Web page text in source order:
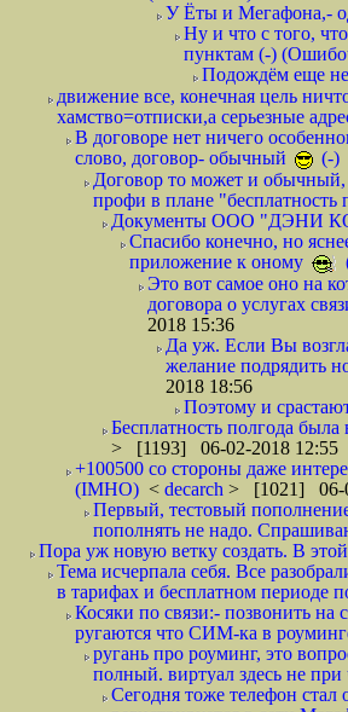
У Ёты и Мегафона,-
Ну и что с того,
пунктам (-)
Подождём еще
движение все, конечная цель
хамство=отписки,а серьезные
В договоре нет ничего
слово, договор- обычный
(-)
Договор то может и обычный,
профи в плане
Документы ООО "ДЭНИ
Спасибо конечно, но
приложение к оному
Это вот самое оно на
договора о услугах
2018 15:36
Да уж. Если Вы
желание подрядить
2018 18:56
Поэтому и
Бесплатность полгода
> [1193] 06-02-2018 12:55
+100500 со стороны даже
(IMHO) < decarch > [1021] 06-
Первый, тестовый
пополнять не надо.
Пора уж новую ветку создать. В
Тема исчерпала себя. Все
в тарифах и бесплатном периоде
Косяки по связи:- позвонить на
ругаются что СИМ-ка в
ругань про роуминг, это
полный. виртуал здесь не при
Сегодня тоже телефон стал